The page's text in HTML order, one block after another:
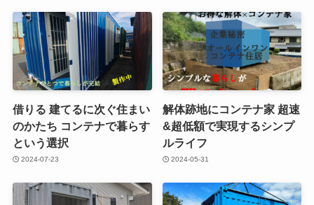
借りる 建てるに次ぐ住まい
のかたち コンテナで暮らす
という選択
2024-07-23
解体跡地にコンテナ家 超速
&超低額で実現するシンプ
ルライフ
2024-05-31